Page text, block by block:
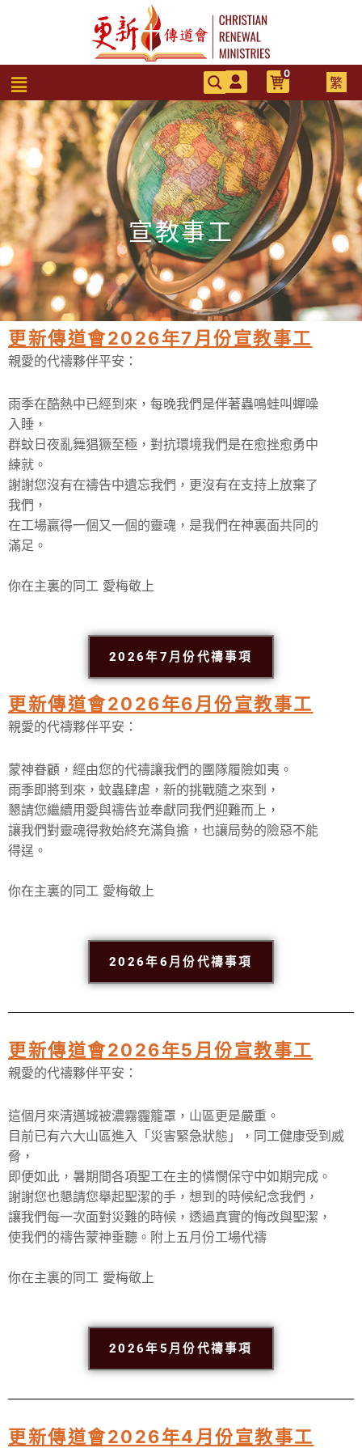
要
內
容
選
單
0
繁
宣教事工
更新傳道會2026年7月份宣教事工
親愛的代禱夥伴平安：
雨季在酷熱中已經到來，每晚我們是伴著蟲鳴蛙叫蟬噪
入睡，
群蚊日夜亂舞猖獗至極，對抗環境我們是在愈挫愈勇中
練就。
謝謝您沒有在禱告中遺忘我們，更沒有在支持上放棄了
我們，
在工場贏得一個又一個的靈魂，是我們在神裏面共同的
滿足。
你在主裏的同工 愛梅敬上
2026年7月份代禱事項
更新傳道會2026年6月份宣教事工
親愛的代禱夥伴平安：
蒙神眷顧，經由您的代禱讓我們的團隊履險如夷。
雨季即將到來，蚊蟲肆虐，新的挑戰隨之來到，
懇請您繼續用愛與禱告並奉獻同我們迎難而上，
讓我們對靈魂得救始終充滿負擔，也讓局勢的險惡不能
得逞。
你在主裏的同工 愛梅敬上
2026年6月份代禱事項
更新傳道會2026年5月份宣教事工
親愛的代禱夥伴平安：
這個月來清邁城被濃霧霾籠罩，山區更是嚴重。
目前已有六大山區進入「災害緊急狀態」，同工健康受到威
脅，
即便如此，暑期間各項聖工在主的憐憫保守中如期完成。
謝謝您也懇請您舉起聖潔的手，想到的時候紀念我們，
讓我們每一次面對災難的時候，透過真實的悔改與聖潔，
使我們的禱告蒙神垂聽。附上五月份工場代禱
你在主裏的同工 愛梅敬上
2026年5月份代禱事項
更新傳道會2026年4月份宣教事工